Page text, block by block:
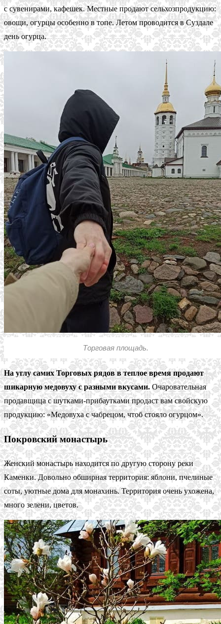
с сувенирами, кафешек. Местные продают сельхозпродукцию:
овощи, огурцы особенно в топе. Летом проводится в Суздале
день огурца.
Торговая площадь.
На углу самих Торговых рядов в теплое время продают
шикарную медовуху с разными вкусами. Очаровательная
продавщица с шутками-прибаутками продаст вам свойскую
продукцию: «Медовуха с чабрецом, чтоб стояло огурцом».
Покровский монастырь
Женский монастырь находится по другую сторону реки
Каменки. Довольно обширная территория: яблони, пчелиные
соты, уютные дома для монахинь. Территория очень ухожена,
много зелени, цветов.